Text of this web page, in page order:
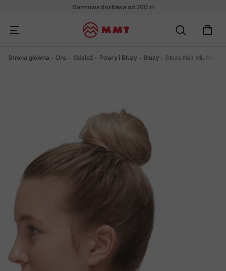
Darmowa dostawa od 200 zł
Strona główna Ona Odzież Polary i Bluzy Bluzy Bluza Nair ML